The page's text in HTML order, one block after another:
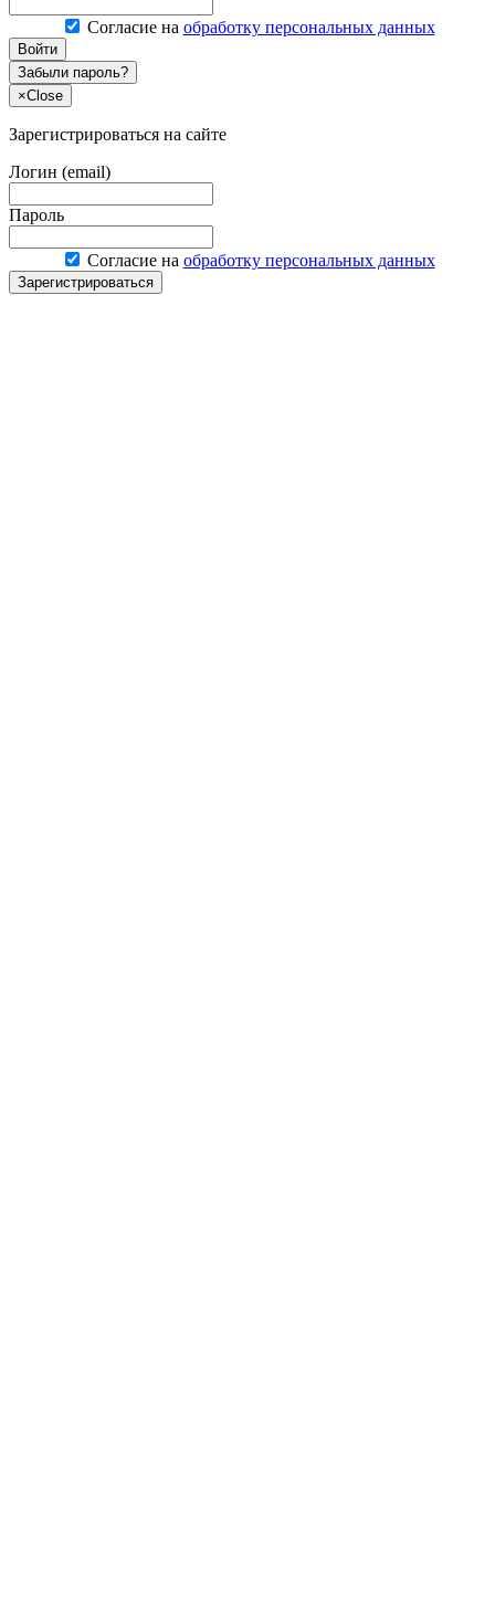
Согласие на обработку персональных данных
Войти
Забыли пароль?
×Close
Зарегистрироваться на сайте
Логин (email)
Пароль
Согласие на обработку персональных данных
Зарегистрироваться